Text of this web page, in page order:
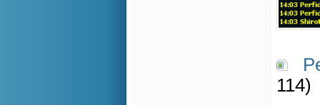
114)